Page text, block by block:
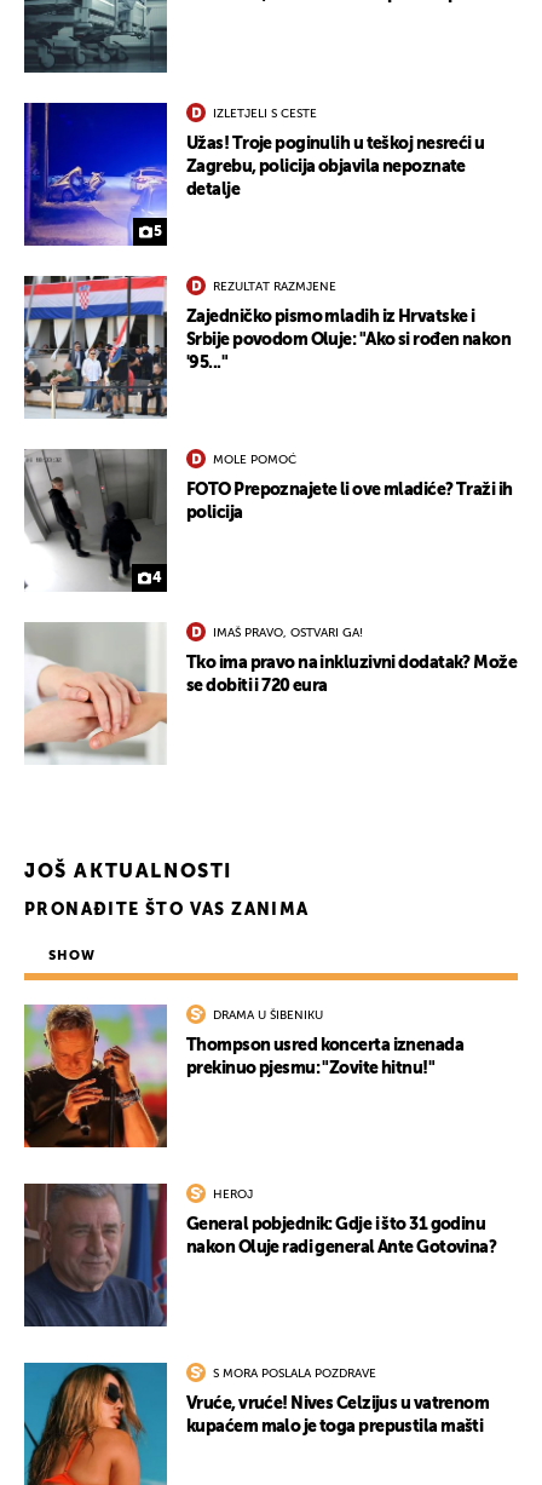
5
IZLETJELI S CESTE
Užas! Troje poginulih u teškoj nesreći u
Zagrebu, policija objavila nepoznate
detalje
REZULTAT RAZMJENE
Zajedničko pismo mladih iz Hrvatske i
Srbije povodom Oluje: "Ako si rođen nakon
'95..."
4
MOLE POMOĆ
FOTO Prepoznajete li ove mladiće? Traži ih
policija
IMAŠ PRAVO, OSTVARI GA!
Tko ima pravo na inkluzivni dodatak? Može
se dobiti i 720 eura
JOŠ AKTUALNOSTI
PRONAĐITE ŠTO VAS ZANIMA
SHOW
DRAMA U ŠIBENIKU
Thompson usred koncerta iznenada
prekinuo pjesmu: "Zovite hitnu!"
HEROJ
General pobjednik: Gdje i što 31 godinu
nakon Oluje radi general Ante Gotovina?
S MORA POSLALA POZDRAVE
Vruće, vruće! Nives Celzijus u vatrenom
kupaćem malo je toga prepustila mašti
UKLJUČITE NOTIFIKACIJE